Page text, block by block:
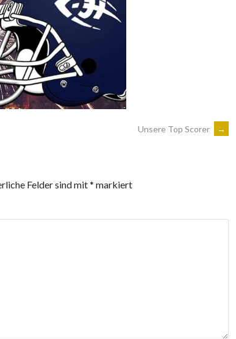
Unsere Top Scorer →
Felder sind mit* markiert
VERARI REISEN